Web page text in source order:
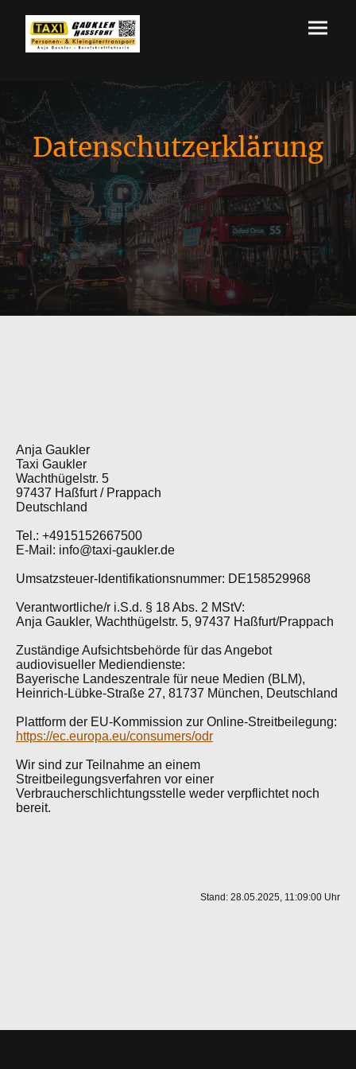
Datenschutzerklärung
Anja Gaukler
Taxi Gaukler
Wachthügelstr. 5
97437 Haßfurt / Prappach
Deutschland
Tel.: +4915152667500
E-Mail: info@taxi-gaukler.de
Umsatzsteuer-Identifikationsnummer: DE158529968
Verantwortliche/r i.S.d. § 18 Abs. 2 MStV:
Anja Gaukler, Wachthügelstr. 5, 97437 Haßfurt/Prappach
Zuständige Aufsichtsbehörde für das Angebot
audiovisueller Mediendienste:
Bayerische Landeszentrale für neue Medien (BLM),
Heinrich-Lübke-Straße 27, 81737 München, Deutschland
Plattform der EU-Kommission zur Online-Streitbeilegung:
https://ec.europa.eu/consumers/odr
Wir sind zur Teilnahme an einem
Streitbeilegungsverfahren vor einer
Verbraucherschlichtungsstelle weder verpflichtet noch
bereit.
Stand: 28.05.2025, 11:09:00 Uhr